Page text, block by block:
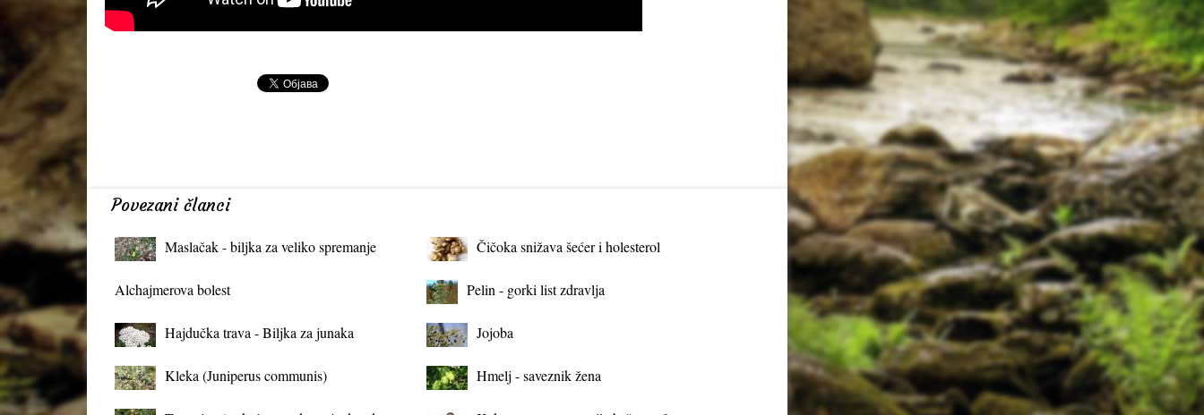
Povezani članci
Maslačak - biljka za veliko spremanje
Čičoka snižava šećer i holesterol
Alchajmerova bolest Pelin - gorki list zdravlja
Hajdučka trava - Biljka za junaka Jojoba
Kleka (Juniperus communis) Hmelj - saveznik žena